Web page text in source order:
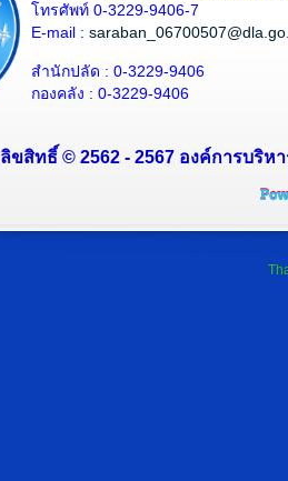
โทรศัพท์ 0-3229-9406-7
E-mail :
สำนักปลัด : 0-3229-9406
กองคลัง : 0-3229-9406
ลิขสิทธิ์ © 2562 - 2567 องค์การบริห